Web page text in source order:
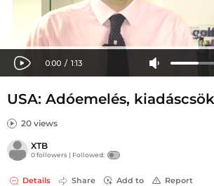
USA: Adóemelés,
20 views
XTB
0 followers | Followed:
Details Share Add to Report